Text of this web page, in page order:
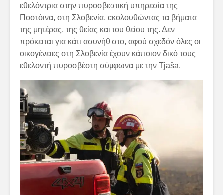
εθελόντρια στην πυροσβεστική υπηρεσία της
Ποστόινα, στη Σλοβενία, ακολουθώντας τα βήματα
της μητέρας, της θείας και του θείου της. Δεν
πρόκειται για κάτι ασυνήθιστο, αφού σχεδόν όλες οι
οικογένειες στη Σλοβενία έχουν κάποιον δικό τους
εθελοντή πυροσβέστη σύμφωνα με την Tjaša.